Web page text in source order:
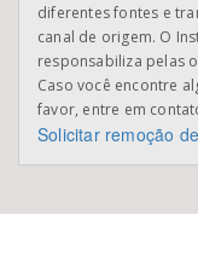
diferentes fontes e
canal de origem. O
responsabiliza pelas
Caso você encontre
favor, entre em
Solicitar remoção